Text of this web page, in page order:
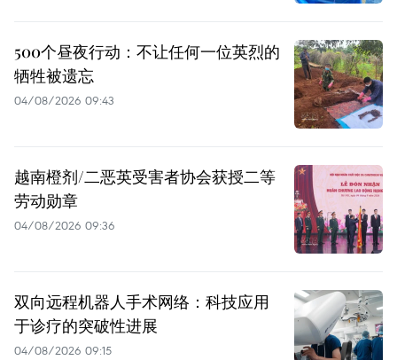
500个昼夜行动：不让任何一位英烈的
牺牲被遗忘
04/08/2026 09:43
越南橙剂/二恶英受害者协会获授二等
劳动勋章
04/08/2026 09:36
双向远程机器人手术网络：科技应用
于诊疗的突破性进展
04/08/2026 09:15